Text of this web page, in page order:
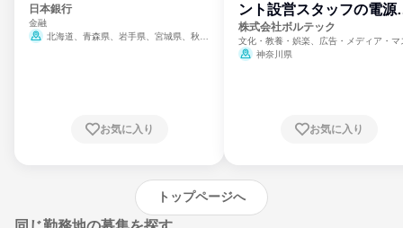
日本銀行
金融
北海道、青森県、岩手県、宮城県、秋田
崎県、熊本県、大分県、宮崎県、鹿児島県、
お気に入り
ント設営スタッフの電源
門
株式会社ボルテック
文化・教養・娯楽、広告・メディア・マ
ミ、電力・ガス・水道・エネルギー
神奈川県
お気に入り
トップページへ